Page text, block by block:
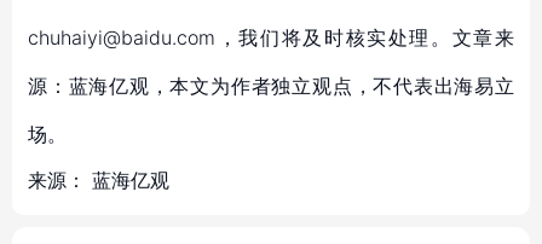
chuhaiyi@baidu.com，我们将及时核实处理。文章来
源：蓝海亿观，本文为作者独立观点，不代表出海易立
场。
来源： 蓝海亿观